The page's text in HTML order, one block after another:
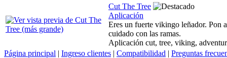
Cut The Tree
Aplicación
Eres un fuerte vikingo leñador. Pon
cuidado con las ramas.
Aplicación cut, tree, viking,
Página principal | Ingreso clientes | Compatibilidad | Preguntas